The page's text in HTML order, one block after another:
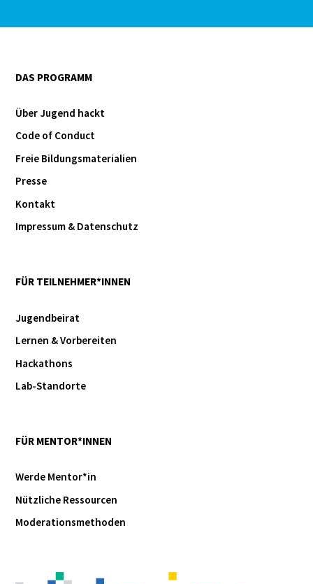
DAS PROGRAMM
Über Jugend hackt
Code of Conduct
Freie Bildungsmaterialien
Presse
Kontakt
Impressum & Datenschutz
FÜR TEILNEHMER*INNEN
Jugendbeirat
Lernen & Vorbereiten
Hackathons
Lab-Standorte
FÜR MENTOR*INNEN
Werde Mentor*in
Nützliche Ressourcen
Moderationsmethoden